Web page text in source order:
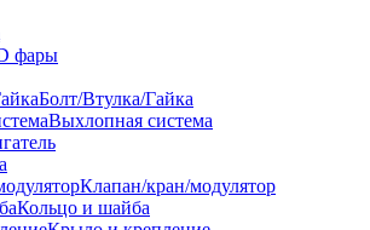
фары
Болт/Втулка/Гайка
Выхлопная система
Клапан/кран/модулятор
Кольцо и шайба